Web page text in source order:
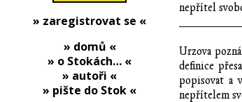
nepřítel
Urzova
definice
popisovat a
nepřítelem
» zaregistrovat se «
» domů «
» o Stokách… «
» autoři «
» pište do Stok «